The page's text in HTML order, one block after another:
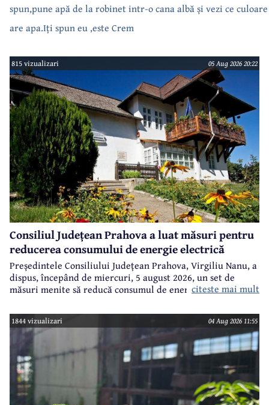
spun,pune apă de la robinet intr-o cana albă și vezi ce culoare
are apa.Iți spun eu ,este Crem
815 vizualizari 05 Aug 2026 20:22
Consiliul Județean Prahova a luat măsuri pentru
reducerea consumului de energie electrică
Președintele Consiliului Județean Prahova, Virgiliu Nanu, a
dispus, începând de miercuri, 5 august 2026, un set de
măsuri menite să reducă consumul de energie electrică în
ca parte a unui demers mai amplu de utilizare responsabilă
a fondurilor publice.
citeste mai mult
1844 vizualizari 04 Aug 2026 11:55